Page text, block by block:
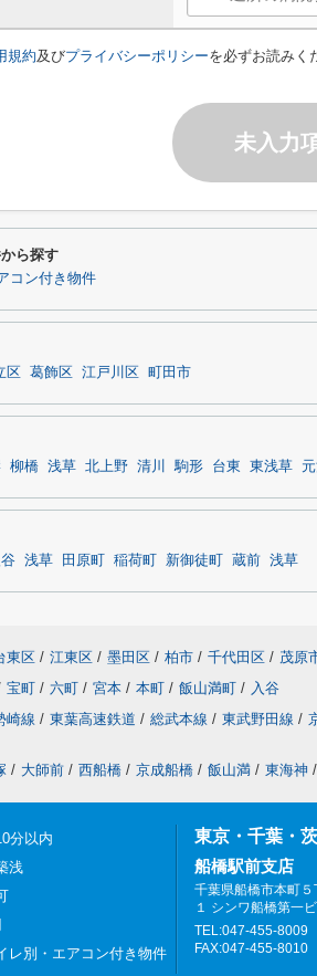
規約及びプライバシーポリシーを必ずお読みく
未入力
ら探す
コン付き物件
区 葛飾区 江戸川区 町田市
柳橋 浅草 北上野 清川 駒形 台東 東浅草
浅草 田原町 稲荷町 新御徒町 蔵前 浅草
東区 / 江東区 / 墨田区 / 柏市 / 千代田区 / 茂原
宝町 / 六町 / 宮本 / 本町 / 飯山満町 / 入谷
崎線 / 東葉高速鉄道 / 総武本線 / 東武野田線 /
/ 大師前 / 西船橋 / 京成船橋 / 飯山満 / 東海神 /
分以内
浅
レ別・エアコン付き物件
東京・千葉・
船橋駅前支店
千葉県船橋市本町５
１ シンワ船橋第一
TEL:047-455-8009
FAX:047-455-8010